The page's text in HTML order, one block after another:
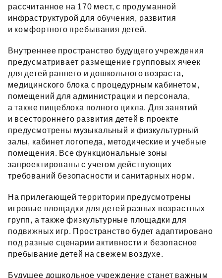
рассчитанное на 170 мест, с продуманной
инфраструктурой для обучения, развития
и комфортного пребывания детей.
Внутреннее пространство будущего учреждения
предусматривает размещение групповых ячеек
для детей раннего и дошкольного возраста,
медицинского блока с процедурным кабинетом,
помещений для администрации и персонала,
а также пищеблока полного цикла. Для занятий
и всестороннего развития детей в проекте
предусмотрены музыкальный и физкультурный
залы, кабинет логопеда, методические и учебные
помещения. Все функциональные зоны
запроектированы с учетом действующих
требований безопасности и санитарных норм.
На прилегающей территории предусмотрены
игровые площадки для детей разных возрастных
групп, а также физкультурные площадки для
подвижных игр. Пространство будет адаптировано
под разные сценарии активности и безопасное
пребывание детей на свежем воздухе.
Будущее дошкольное учреждение станет важным